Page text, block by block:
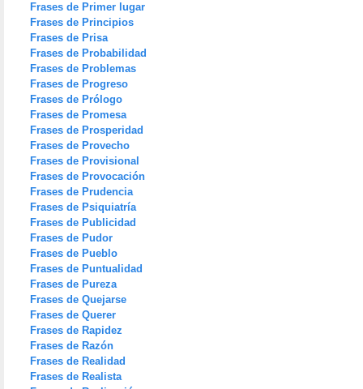
Frases de Primer lugar
Frases de Principios
Frases de Prisa
Frases de Probabilidad
Frases de Problemas
Frases de Progreso
Frases de Prólogo
Frases de Promesa
Frases de Prosperidad
Frases de Provecho
Frases de Provisional
Frases de Provocación
Frases de Prudencia
Frases de Psiquiatría
Frases de Publicidad
Frases de Pudor
Frases de Pueblo
Frases de Puntualidad
Frases de Pureza
Frases de Quejarse
Frases de Querer
Frases de Rapidez
Frases de Razón
Frases de Realidad
Frases de Realista